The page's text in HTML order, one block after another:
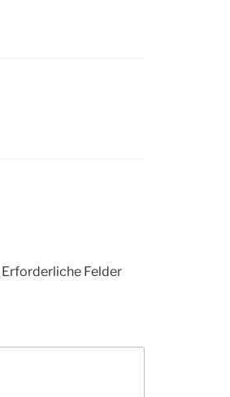
Erforderliche Felder